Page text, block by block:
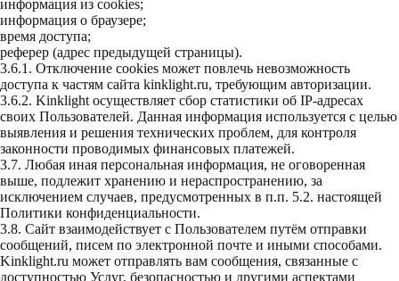
информация из cookies;
информация о браузере;
время доступа;
реферер (адрес предыдущей страницы).
3.6.1. Отключение cookies может повлечь невозможность
доступа к частям сайта kinklight.ru, требующим авторизации.
3.6.2. Kinklight осуществляет сбор статистики об IP-адресах
своих Пользователей. Данная информация используется с целью
выявления и решения технических проблем, для контроля
законности проводимых финансовых платежей.
3.7. Любая иная персональная информация, не оговоренная
выше, подлежит хранению и нераспространению, за
исключением случаев, предусмотренных в п.п. 5.2. настоящей
Политики конфиденциальности.
3.8. Сайт взаимодействует с Пользователем путём отправки
сообщений, писем по электронной почте и иными способами.
Kinklight.ru может отправлять вам сообщения, связанные с
доступностью Услуг, безопасностью и другими аспектами